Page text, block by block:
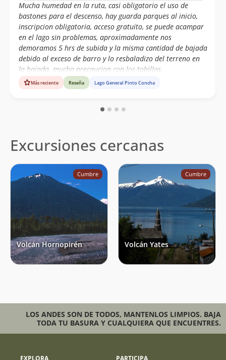
Mucha humedad en la ruta, casi obligatorio el uso de
bastones para el descenso, hay guarda parques al inicio,
inscripcion obligatoria, acceso gratuito, se puede acampar
en el lago sin problemas, aproximadamente nos
demoramos 5 hrs de subida y la misma cantidad de bajada
debido al exceso de barro y lo resbaladizo del terreno en
la bajada. mucha precaucion con los tobillos.
Más reciente Reseña Lago General Pinto Concha
Excursiones cercanas
Cumbre
Volcán Hornopirén
Cumbre
Volcán Yates
LOS ANDES SON DE TODOS, MANTENLOS LIMPIOS. BAJA
TODA TU BASURA Y CUALQUIERA QUE ENCUENTRES.
EXPLORA PARTICIPA